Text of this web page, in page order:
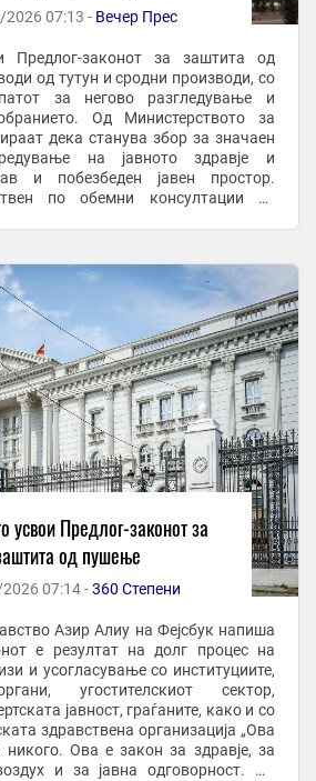
07:13 - Вечер Прес
Предлог-законот за заштита од
од тутун и сродни производи, со
за негово разгледување и
Од Министерството за
дека станува збор за значаен
на јавното здравје и
и побезбеден јавен простор.
по обемни консултации со
усвои Предлог-законот за
од пушење
07:14 -360 Степени
Азир Алиу на Фејсбук напиша
е резултат на долг процес на
и усогласување со институциите,
угостителскиот сектор,
јавност, граѓаните, како и со
здравствена организација „Ова
Ова е закон за здравје, за
и за јавна одговорност. Од